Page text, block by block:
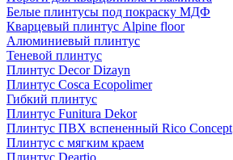
Белые плинтусы под покраску МДФ
Кварцевый плинтус Alpine floor
Алюминиевый плинтус
Теневой плинтус
Плинтус Decor Dizayn
Плинтус Cosca Ecopolimer
Гибкий плинтус
Плинтус Funitura Dekor
Плинтус ПВХ вспененный Rico Concept
Плинтус с мягким краем
Плинтус Deartio